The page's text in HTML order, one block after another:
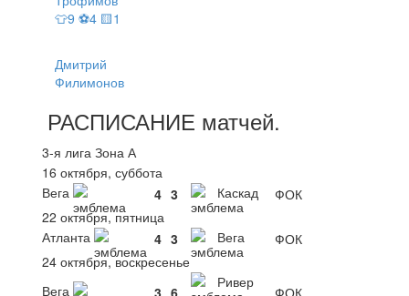
👕9 ⚽4 🟨1
Дмитрий
Филимонов
РАСПИСАНИЕ матчей.
3-я лига Зона А
16 октября, суббота
Вега
4 3 Каскад
ФОК
22 октября, пятница
Атланта
4 3 Вега
ФОК
24 октября, воскресенье
Вега
3 6
Ривер
ФОК